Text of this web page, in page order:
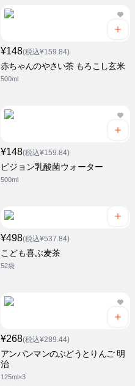
¥148(税込¥159.84)
赤ちゃんのやさい茶 もろこし玄米
500ml
¥148(税込¥159.84)
ピジョン乳酸菌ウォーター
500ml
¥498(税込¥537.84)
こども喜ぶ麦茶
52袋
¥268(税込¥289.44)
アンパンマンのぶどうとりんご 明
治
125ml×3